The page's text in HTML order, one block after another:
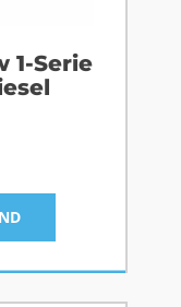
1-Serie